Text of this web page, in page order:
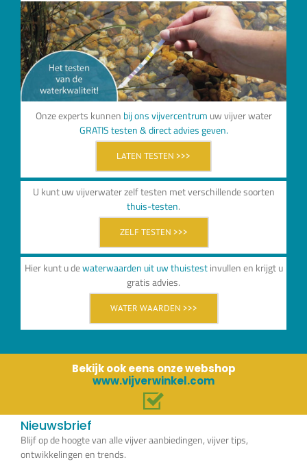
Onze experts kunnen bij ons vijvercentrum uw vijver water
GRATIS testen & direct advies geven.
LATEN TESTEN >>>
U kunt uw vijverwater zelf testen met verschillende soorten
thuis-testen.
ZELF TESTEN >>>
Hier kunt u dewaterwaarden uit uw thuistestinvullen en krijgt u
gratis advies.
WATER WAARDEN >>>
Bekijk ook eens onze webshop
www.vijverwinkel.com
Nieuwsbrief
Blijf op de hoogte van alle vijver aanbiedingen, vijver tips,
ontwikkelingen en trends.